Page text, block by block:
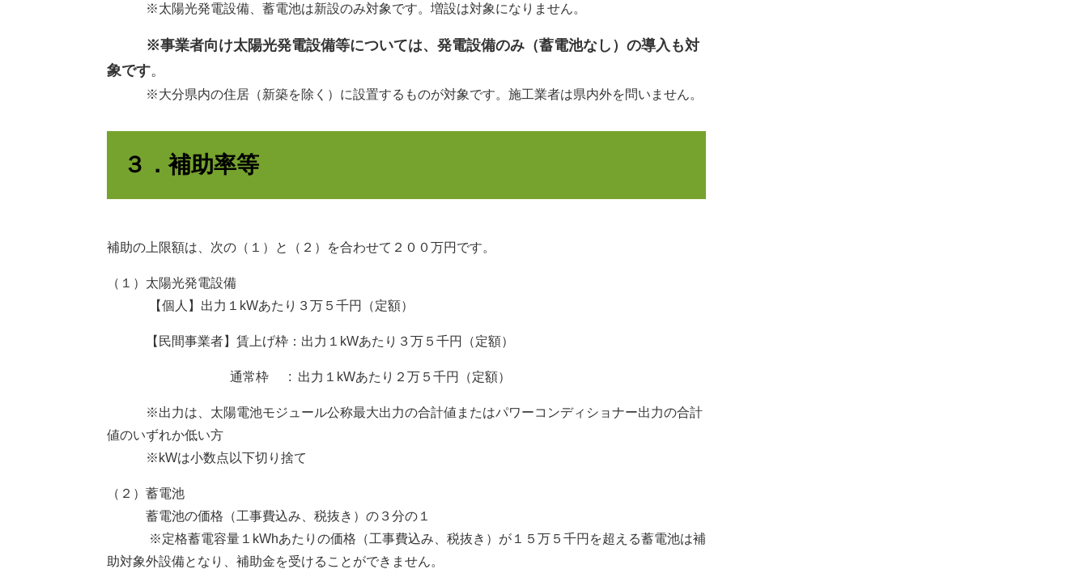
※太陽光発電設備、蓄電池は新設のみ対象です。増設は対象になりません。
※事業者向け太陽光発電設備等については、発電設備のみ（蓄電池なし）の導入も対
象です。
※大分県内の住居（新築を除く）に設置するものが対象です。施工業者は県内外を問いません。
３．補助率等
補助の上限額は、次の（１）と（２）を合わせて２００万円です。
（１）太陽光発電設備
【個人】出力１kWあたり３万５千円（定額）
【民間事業者】賃上げ枠： 出力１kWあたり３万５千円（定額）​
通常枠 : 出力１kWあたり２万５千円（定額）
※出力は、太陽電池モジュール公称最大出力の合計値またはパワーコンディショナー出力の合計
値のいずれか低い方
※kWは小数点以下切り捨て
（２）蓄電池
蓄電池の価格（工事費込み、税抜き）の３分の１
※定格蓄電容量１kWhあたりの価格（工事費込み、税抜き）が１５万５千円を超える蓄電池は補
助対象外設備となり、補助金を受けることができません。